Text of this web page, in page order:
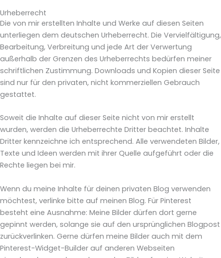
Urheberrecht
Die von mir erstellten Inhalte und Werke auf diesen Seiten
unterliegen dem deutschen Urheberrecht. Die Vervielfältigung,
Bearbeitung, Verbreitung und jede Art der Verwertung
außerhalb der Grenzen des Urheberrechts bedürfen meiner
schriftlichen Zustimmung. Downloads und Kopien dieser Seite
sind nur für den privaten, nicht kommerziellen Gebrauch
gestattet.
Soweit die Inhalte auf dieser Seite nicht von mir erstellt
wurden, werden die Urheberrechte Dritter beachtet. Inhalte
Dritter kennzeichne ich entsprechend. Alle verwendeten Bilder,
Texte und Ideen werden mit ihrer Quelle aufgeführt oder die
Rechte liegen bei mir.
Wenn du meine Inhalte für deinen privaten Blog verwenden
möchtest, verlinke bitte auf meinen Blog. Für Pinterest
besteht eine Ausnahme: Meine Bilder dürfen dort gerne
gepinnt werden, solange sie auf den ursprünglichen Blogpost
zurückverlinken. Gerne dürfen meine Bilder auch mit dem
Pinterest-Widget-Builder auf anderen Webseiten